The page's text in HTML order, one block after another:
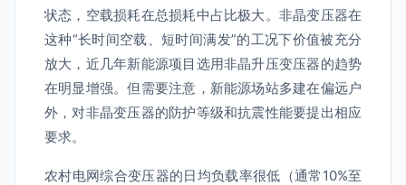
状态，空载损耗在总损耗中占比极大。非晶变压器在
这种“长时间空载、短时间满发”的工况下价值被充分
放大，近几年新能源项目选用非晶升压变压器的趋势
在明显增强。但需要注意，新能源场站多建在偏远户
外，对非晶变压器的防护等级和抗震性能要提出相应
要求。
农村电网综合变压器的日均负载率很低（通常10%至